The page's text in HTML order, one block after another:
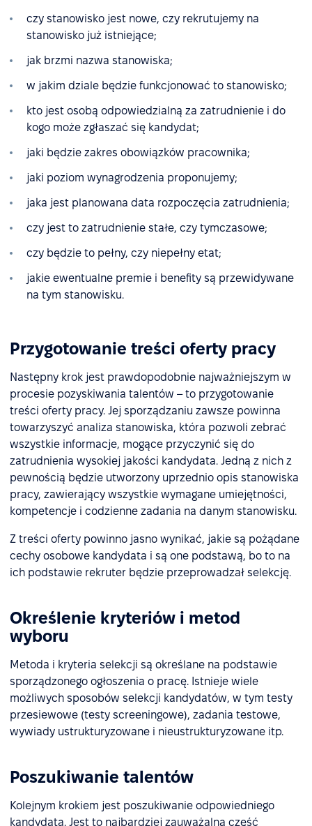
czy stanowisko jest nowe, czy rekrutujemy na
stanowisko już istniejące;
jak brzmi nazwa stanowiska;
w jakim dziale będzie funkcjonować to stanowisko;
kto jest osobą odpowiedzialną za zatrudnienie i do
kogo może zgłaszać się kandydat;
jaki będzie zakres obowiązków pracownika;
jaki poziom wynagrodzenia proponujemy;
jaka jest planowana data rozpoczęcia zatrudnienia;
czy jest to zatrudnienie stałe, czy tymczasowe;
czy będzie to pełny, czy niepełny etat;
jakie ewentualne premie i benefity są przewidywane
na tym stanowisku.
Przygotowanie treści oferty pracy
Następny krok jest prawdopodobnie najważniejszym w
procesie pozyskiwania talentów – to przygotowanie
treści oferty pracy. Jej sporządzaniu zawsze powinna
towarzyszyć analiza stanowiska, która pozwoli zebrać
wszystkie informacje, mogące przyczynić się do
zatrudnienia wysokiej jakości kandydata. Jedną z nich z
pewnością będzie utworzony uprzednio opis stanowiska
pracy, zawierający wszystkie wymagane umiejętności,
kompetencje i codzienne zadania na danym stanowisku.
Z treści oferty powinno jasno wynikać, jakie są pożądane
cechy osobowe kandydata i są one podstawą, bo to na
ich podstawie rekruter będzie przeprowadzał selekcję.
Określenie kryteriów i metod
wyboru
Metoda i kryteria selekcji są określane na podstawie
sporządzonego ogłoszenia o pracę. Istnieje wiele
możliwych sposobów selekcji kandydatów, w tym testy
przesiewowe (testy screeningowe), zadania testowe,
wywiady ustrukturyzowane i nieustrukturyzowane itp.
Poszukiwanie talentów
Kolejnym krokiem jest poszukiwanie odpowiedniego
kandydata. Jest to najbardziej zauważalna część